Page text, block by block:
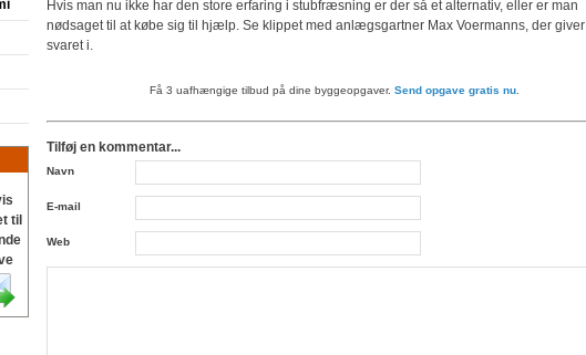
til
Hvis man nu ikke har den store erfaring i stubfræsning er der så et alternativ, eller er man
nødsaget til at købe sig til hjælp. Se klippet med anlægsgartner Max Voermanns, der giver
svaret i.
Få 3 uafhængige tilbud på dine byggeopgaver. Send opgave gratis nu
Tilføj en kommentar...
Navn
E-mail
Web